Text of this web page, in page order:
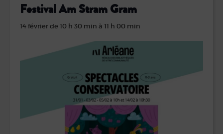
Festival Am Stram Gram
14 février de 10 h 30 min à 11 h 00 min